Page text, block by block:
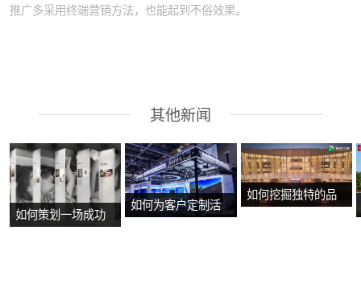
推广多采用终端营销方法，也能起到不俗效果。
其他新闻
如何策划一场成功
如何为客户定制活
如何挖掘独特的品